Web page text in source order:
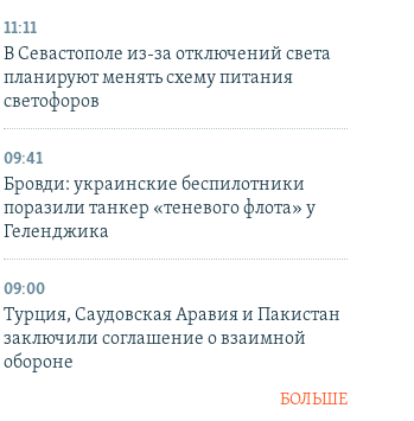
11:11
В Севастополе из-за отключений света
планируют менять схему питания
светофоров
09:41
Бровди: украинские беспилотники
поразили танкер «теневого флота» у
Геленджика
09:00
Турция, Саудовская Аравия и Пакистан
заключили соглашение о взаимной
обороне
БОЛЬШЕ